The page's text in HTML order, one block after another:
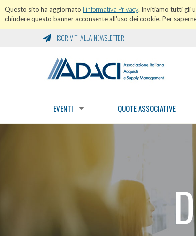
Questo sito ha aggiornato l'informativa Privacy. Invitiamo tutti gli
chiudere questo banner acconsente all'uso dei cookie. Per
ISCRIVITI ALLA NEWSLETTER
EVENTI QUOTE ASSOCIATIVE